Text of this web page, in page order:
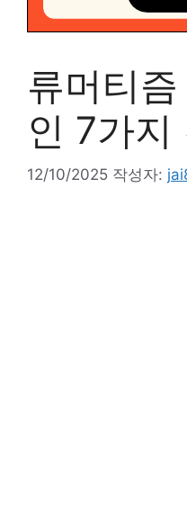
류머티
인 7가지
12/10/2025 작성자: